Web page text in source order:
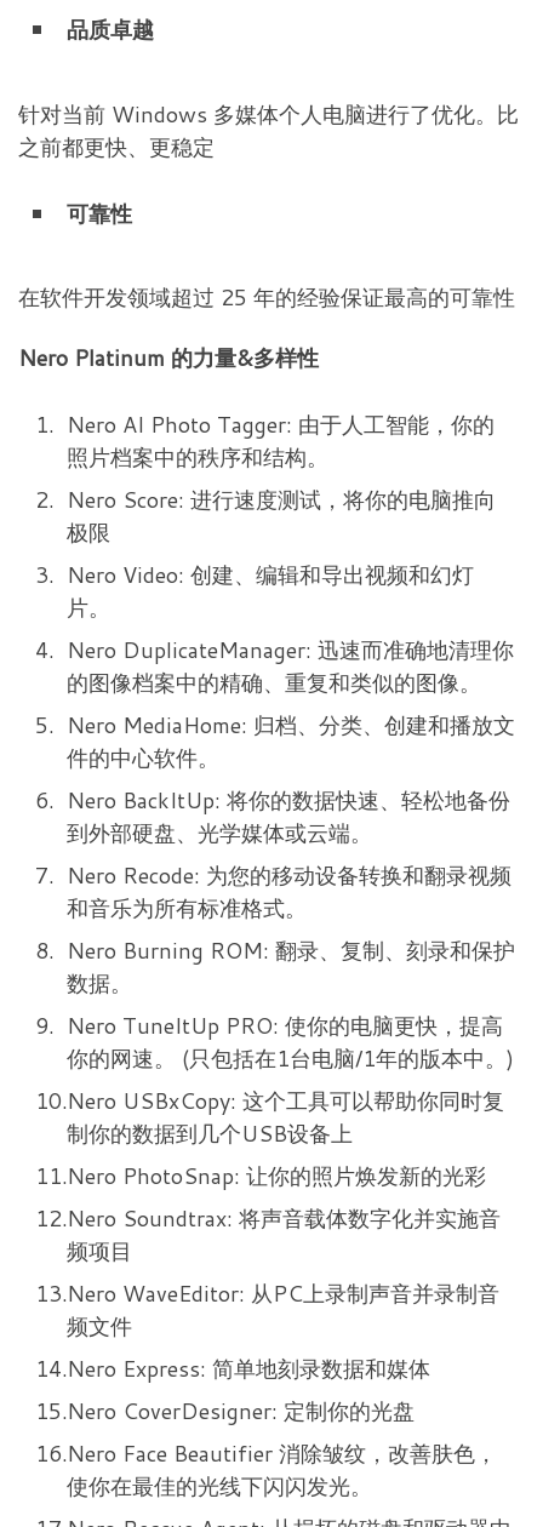
品质卓越
针对当前 Windows 多媒体个人电脑进行了优化。比
之前都更快、更稳定
可靠性
在软件开发领域超过 25 年的经验保证最高的可靠性
Nero Platinum 的力量&多样性
Nero AI Photo Tagger: 由于人工智能，你的
照片档案中的秩序和结构。
Nero Score: 进行速度测试，将你的电脑推向
极限
Nero Video: 创建、编辑和导出视频和幻灯
片。
Nero DuplicateManager: 迅速而准确地清理你
的图像档案中的精确、重复和类似的图像。
Nero MediaHome: 归档、分类、创建和播放文
件的中心软件。
Nero BackItUp: 将你的数据快速、轻松地备份
到外部硬盘、光学媒体或云端。
Nero Recode: 为您的移动设备转换和翻录视频
和音乐为所有标准格式。
Nero Burning ROM: 翻录、复制、刻录和保护
数据。
Nero TuneItUp PRO: 使你的电脑更快，提高
你的网速。 (只包括在1台电脑/1年的版本中。)
Nero USBxCopy: 这个工具可以帮助你同时复
制你的数据到几个USB设备上
Nero PhotoSnap: 让你的照片焕发新的光彩
Nero Soundtrax: 将声音载体数字化并实施音
频项目
Nero WaveEditor: 从PC上录制声音并录制音
频文件
Nero Express: 简单地刻录数据和媒体
Nero CoverDesigner: 定制你的光盘
Nero Face Beautifier 消除皱纹，改善肤色，
使你在最佳的光线下闪闪发光。